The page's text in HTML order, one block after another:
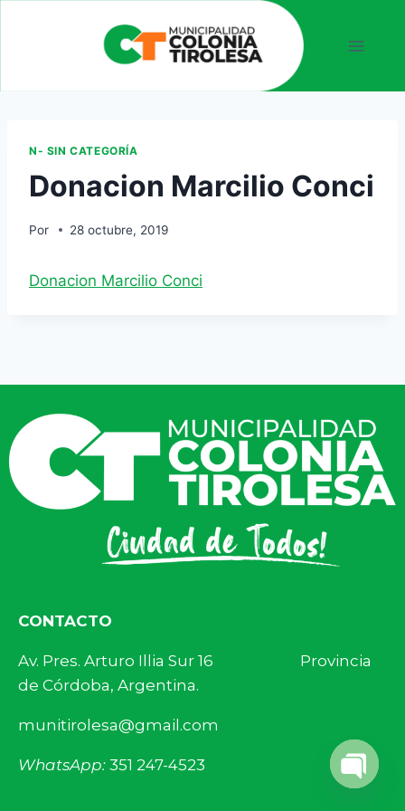
N- SIN CATEGORÍA
Donacion Marcilio Conci
Por 28 octubre, 2019
Donacion Marcilio Conci
CONTACTO
Av. Pres. Arturo Illia Sur 16 Provincia
de Córdoba, Argentina.
munitirolesa@gmail.com
WhatsApp: 351 247-4523